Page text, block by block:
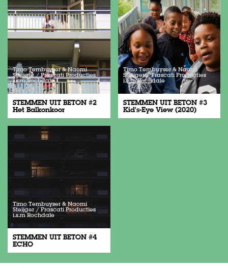
Timo Tembuyser & Naomi
Steijger / Frascati Producties
i.s.m Rochdale
STEMMEN UIT BETON #2
Het Balkonkoor
Timo Tembuyser & Naomi
Steijger / Frascati Producties
i.s.m Rochdale
STEMMEN UIT BETON #3
Kid's-Eye View (2020)
Timo Tembuyser & Naomi
Steijger / Frascati Producties
i.s.m Rochdale
STEMMEN UIT BETON #4
ECHO